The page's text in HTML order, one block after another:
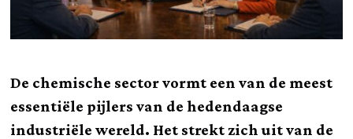
De chemische sector vormt een van de meest
essentiële pijlers van de hedendaagse
industriële wereld. Het strekt zich uit van de